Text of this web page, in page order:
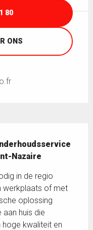
80
ONS
Nazaire
in de regio
werkplaats of met
oplossing
huis die
hoge kwaliteit en